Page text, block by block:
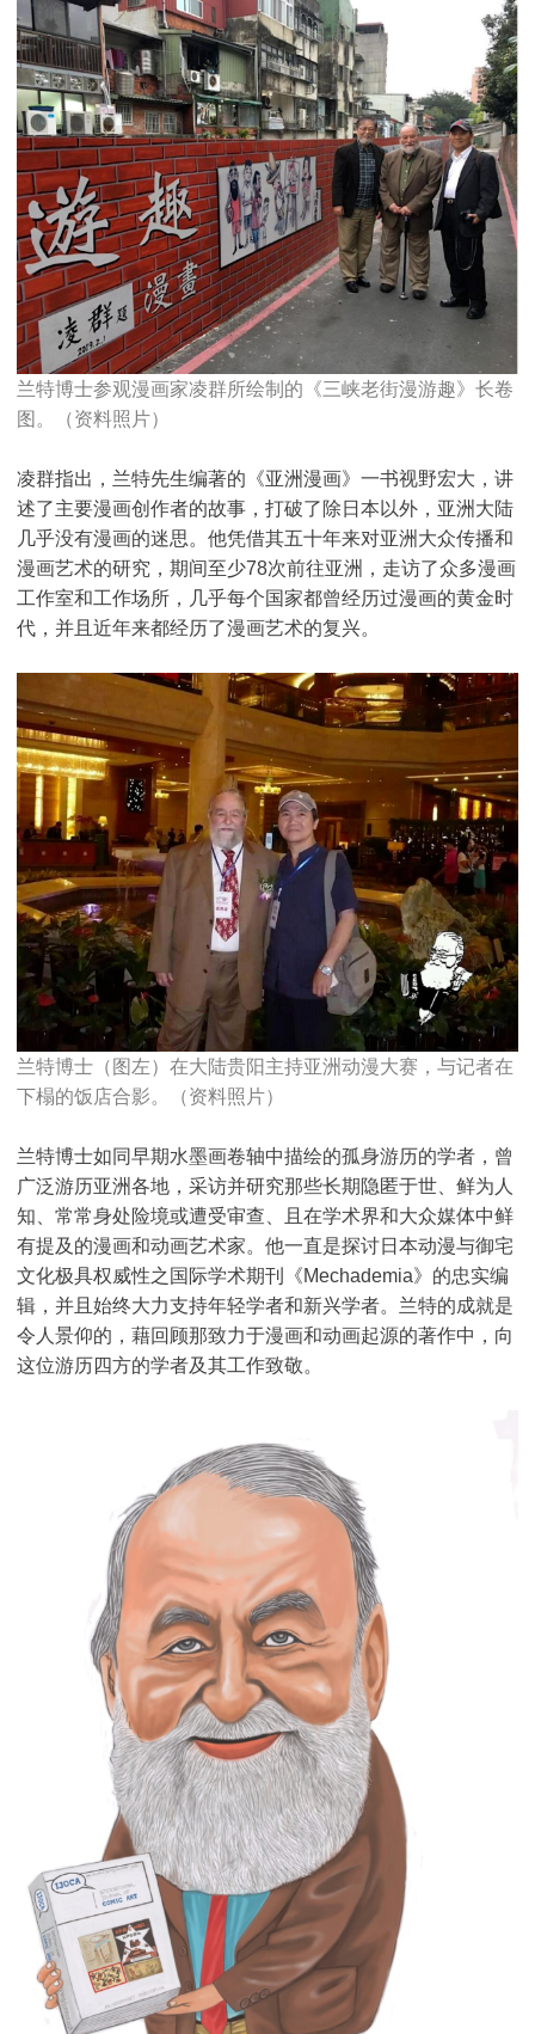
兰特博士参观漫画家凌群所绘制的《三峡老街漫游趣》长卷
图。（资料照片）
凌群指出，兰特先生编著的《亚洲漫画》一书视野宏大，讲
述了主要漫画创作者的故事，打破了除日本以外，亚洲大陆
几乎没有漫画的迷思。他凭借其五十年来对亚洲大众传播和
漫画艺术的研究，期间至少78次前往亚洲，走访了众多漫画
工作室和工作场所，几乎每个国家都曾经历过漫画的黄金时
代，并且近年来都经历了漫画艺术的复兴。
兰特博士（图左）在大陆贵阳主持亚洲动漫大赛，与记者在
下榻的饭店合影。（资料照片）
兰特博士如同早期水墨画卷轴中描绘的孤身游历的学者，曾
广泛游历亚洲各地，采访并研究那些长期隐匿于世、鲜为人
知、常常身处险境或遭受审查、且在学术界和大众媒体中鲜
有提及的漫画和动画艺术家。他一直是探讨日本动漫与御宅
文化极具权威性之国际学术期刊《Mechademia》的忠实编
辑，并且始终大力支持年轻学者和新兴学者。兰特的成就是
令人景仰的，藉回顾那致力于漫画和动画起源的著作中，向
这位游历四方的学者及其工作致敬。